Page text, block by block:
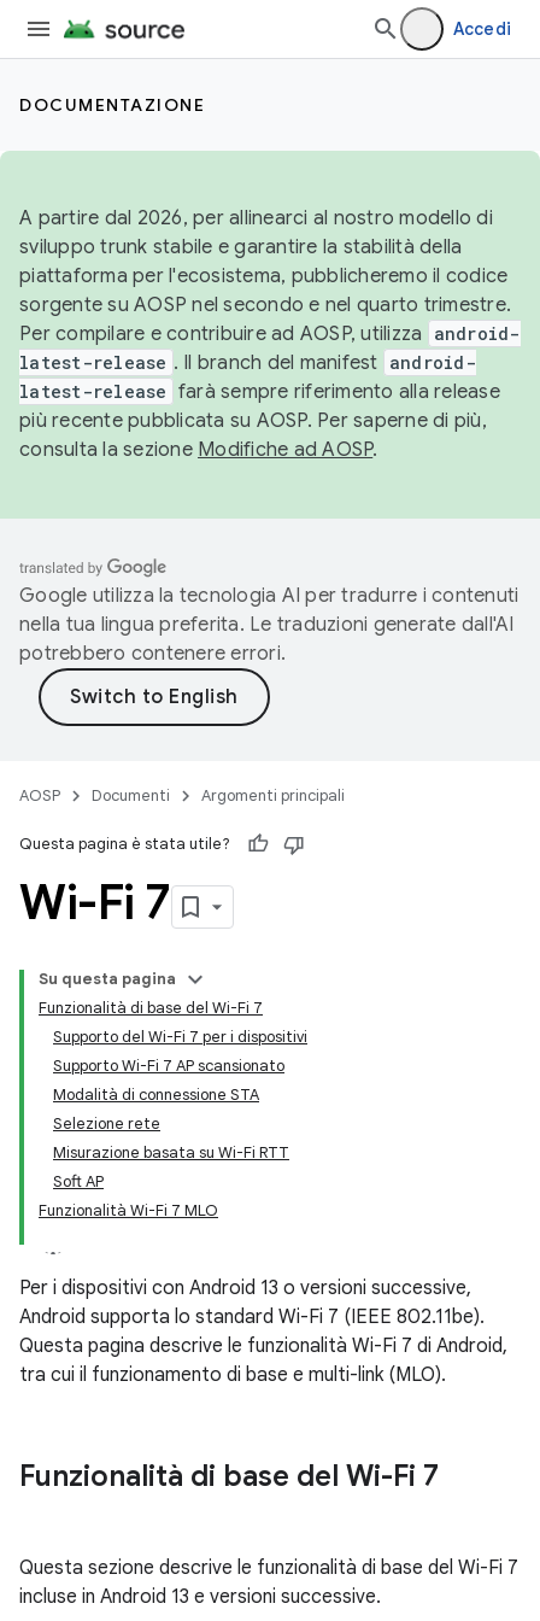
Accedi
DOCUMENTAZIONE
A partire dal 2026, per allinearci al nostro modello di
sviluppo trunk stabile e garantire la stabilità della
piattaforma per l'ecosistema, pubblicheremo il codice
sorgente su AOSP nel secondo e nel quarto trimestre.
Per compilare e contribuire ad AOSP, utilizza
android-
latest-release . Il branch del manifest android-
latest-release farà sempre riferimento alla release
più recente pubblicata su AOSP. Per saperne di più,
consulta la sezione Modifiche ad AOSP.
Google utilizza la tecnologia AI per tradurre i contenuti
nella tua lingua preferita. Le traduzioni generate dall'AI
potrebbero contenere errori.
AOSP Documenti Argomenti principali
Questa pagina è stata utile?
Wi-Fi 7
Su questa pagina
Funzionalità di base del Wi-Fi 7
Supporto del Wi-Fi 7 per i dispositivi
Supporto Wi-Fi 7 AP scansionato
Modalità di connessione STA
Selezione rete
Misurazione basata su Wi-Fi RTT
Soft AP
Funzionalità Wi-Fi 7 MLO
Per i dispositivi con Android 13 o versioni successive,
Android supporta lo standard Wi-Fi 7 (IEEE 802.11be).
Questa pagina descrive le funzionalità Wi-Fi 7 di Android,
tra cui il funzionamento di base e multi-link (MLO).
Funzionalità di base del Wi-Fi 7
Questa sezione descrive le funzionalità di base del Wi-Fi 7
incluse in Android 13 e versioni successive.